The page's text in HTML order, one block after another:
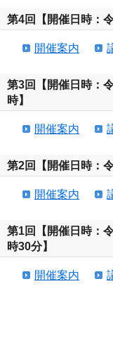
第4回【開催日時：
開催案内
第3回【開催日時：
時】
開催案内
第2回【開催日時：
開催案内
第1回【開催日時：
時30分】
開催案内